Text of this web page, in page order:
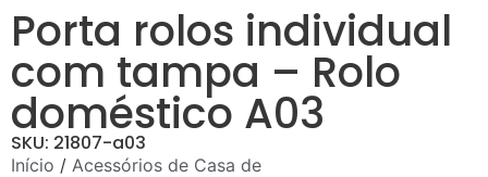
Porta rolos individual
com tampa – Rolo
doméstico A03
SKU: 21807-a03
Início / Acessórios de Casa de